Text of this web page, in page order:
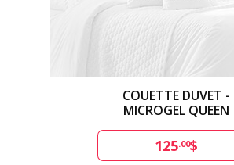
COUETTE DUVET -
MICROGEL QUEEN
125.00$